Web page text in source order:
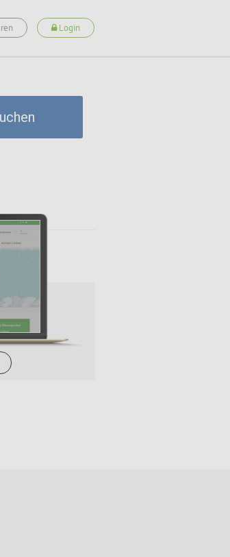
Login